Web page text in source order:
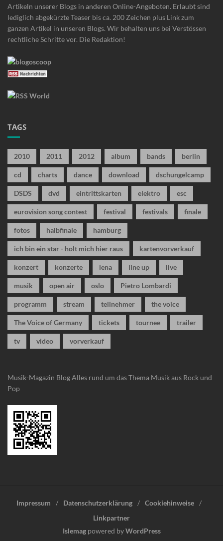
Artikeln unserer Blogs in anderen Online-Angeboten. Erlaubt sind
lediglich abgekürzte Teaser bis ca. 200 Zeichen plus Link zum
ganzen Artikel in unseren Blogs. Wir behalten uns bei Verstössen
rechtliche Schritte vor. Die Redaktion!
TAGS
2010 2011 2012 album bands berlin
cd charts dance download dschungelcamp
DSDS dvd eintrittskarten elektro esc
eurovision song contest festival festivals finale
fotos halbfinale hamburg
ich bin ein star - holt mich hier raus kartenvorverkauf
konzert konzerte lena line up live
musik open air oslo Pietro Lombardi
programm stream teilnehmer the voice
The Voice of Germany tickets tournee trailer
tv video vorverkauf
Musik-Magazin BlogAlles rund um das Thema Musik aus Rock und
Pop
Impressum Datenschutzerklärung
Cookiehinweise
Linkpartner
Islemagpowered byWordPress